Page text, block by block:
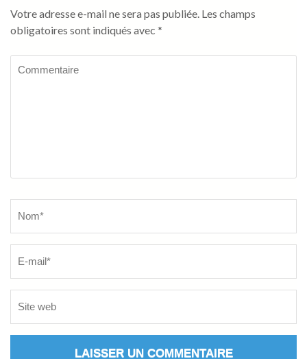
Votre adresse e-mail ne sera pas publiée. Les champs
obligatoires sont indiqués avec *